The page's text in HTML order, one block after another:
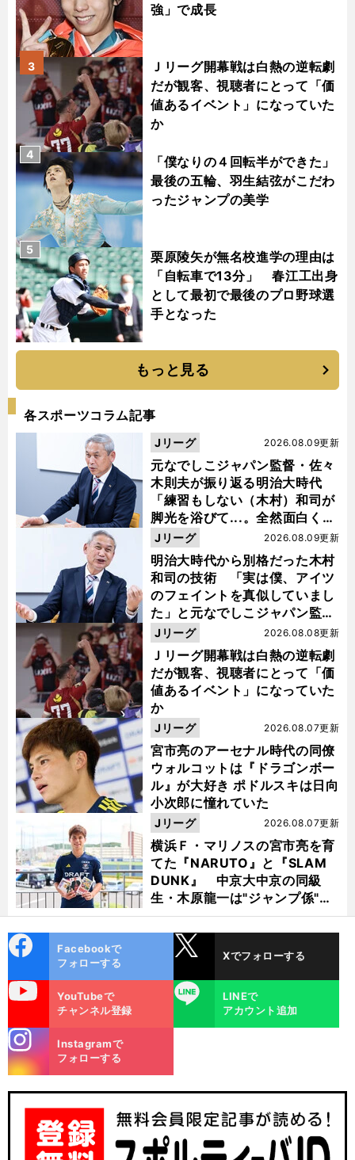
強」で成長
Ｊリーグ開幕戦は白熱の逆転劇
だが観客、視聴者にとって「価
値あるイベント」になっていた
か
3
「僕なりの４回転半ができた」
最後の五輪、羽生結弦がこだわ
ったジャンプの美学
4
栗原陵矢が無名校進学の理由は
「自転車で13分」 春江工出身
として最初で最後のプロ野球選
手となった
5
もっと見る
各スポーツコラム記事
元なでしこジャパン監督・佐々
木則夫が振り返る明治大時代
「練習もしない（木村）和司が
脚光を浴びて...。全然面白くな
い４年間でした」
2026.08.09更新
Jリーグ
明治大時代から別格だった木村
和司の技術 「実は僕、アイツ
のフェイントを真似していまし
た」と元なでしこジャパン監
督・佐々木則夫
2026.08.09更新
Jリーグ
Ｊリーグ開幕戦は白熱の逆転劇
だが観客、視聴者にとって「価
値あるイベント」になっていた
か
2026.08.08更新
Jリーグ
宮市亮のアーセナル時代の同僚
ウォルコットは『ドラゴンボー
ル』が大好き ポドルスキは日向
小次郎に憧れていた
2026.08.07更新
Jリーグ
横浜Ｆ・マリノスの宮市亮を育
てた『NARUTO』と『SLAM
DUNK』 中京大中京の同級
生・木原龍一は"ジャンプ係"だ
った
2026.08.07更新
Jリーグ
ok
Facebookで
フォローする
Xでフォローする
YouTubeで
チャンネル登録
LINE
LINEで
アカウント追加
m
Instagramで
フォローする